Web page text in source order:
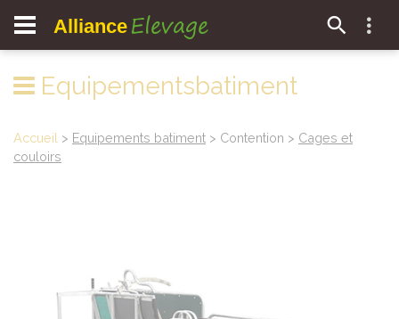
Alliance Elevage
Equipementsbatiment
Accueil > Equipements batiment > Contention > Cages et
couloirs